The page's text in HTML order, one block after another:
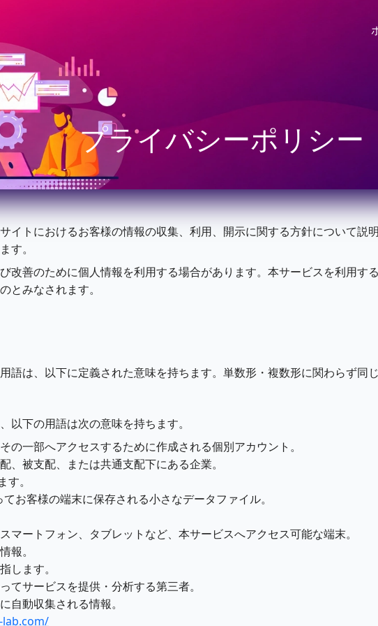
プライバシーポリシー
イトにおけるお客様の情報の収集、利用、開示に関する方針について説
す。
改善のために個人情報を利用する場合があります。本サービスを利用す
とみなされます。
語は、以下に定義された意味を持ちます。単数形・複数形に関わらず同じ
以下の用語は次の意味を持ちます。
の一部へアクセスするために作成される個別アカウント。
、被支配、または共通支配下にある企業。
。
てお客様の端末に保存される小さなデータファイル。
マートフォン、タブレットなど、本サービスへアクセス可能な端末。
報。
します。
てサービスを提供・分析する第三者。
自動収集される情報。